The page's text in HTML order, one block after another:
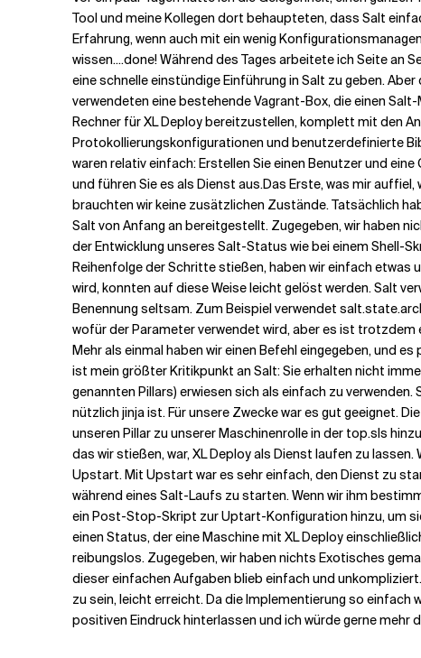
Verwandte Themen
Tool und meine Kollegen dort behaupteten, dass Salt
Erfahrung, wenn auch mit ein wenig
wissen....done! Während des Tages arbeitete ich Seite an
eine schnelle einstündige Einführung in Salt zu geben.
verwendeten eine bestehende Vagrant-Box, die einen
Rechner fürXL Deploybereitzustellen, komplett mit den
Protokollierungskonfigurationen und benutzerdefinierte
waren relativ einfach: Erstellen Sie einen Benutzer und
und führen Sie es als Dienst aus.Das Erste, was mir auffiel,
brauchten wir keine zusätzlichen Zustände. Tatsächlich
Salt von Anfang an bereitgestellt. Zugegeben, wir haben
der Entwicklung unseres Salt-Status wie bei einem Shell-
Reihenfolge der Schritte stießen, haben wir einfach etwas
wird, konnten auf diese Weise leicht gelöst werden. Salt
Benennung seltsam. Zum Beispiel verwendet
wofür der Parameter verwendet wird, aber es ist
Mehr als einmal haben wir einen Befehl eingegeben, und
ist mein größter Kritikpunkt an Salt: Sie erhalten nicht
genannten Pillars) erwiesen sich als einfach zu
nützlich jinja ist. Für unsere Zwecke war es gut geeignet.
unseren Pillar zu unserer Maschinenrolle in der top.sls
das wir stießen, war, XL Deploy als Dienst laufen zu
Upstart. Mit Upstart war es sehr einfach, den Dienst zu
während eines Salt-Laufs zu starten. Wenn wir ihm
ein Post-Stop-Skript zur Uptart-Konfiguration hinzu, um
einen Status, der eine Maschine mit XL Deploy
reibungslos. Zugegeben, wir haben nichts Exotisches
dieser einfachen Aufgaben blieb einfach und
zu sein, leicht erreicht. Da die Implementierung so einfach
positiven Eindruck hinterlassen und ich würde gerne mehr